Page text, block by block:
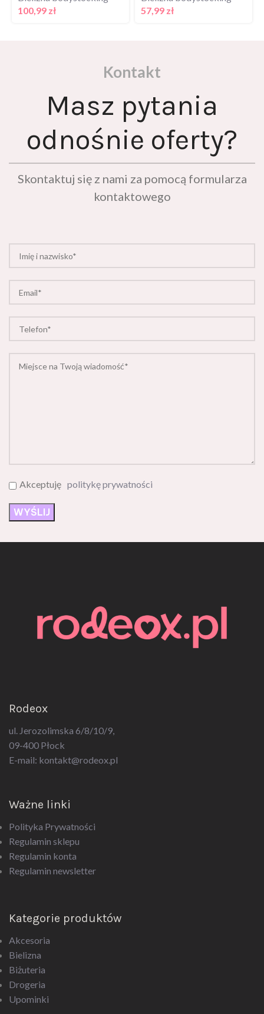
100,99
zł
57,99
zł
Kontakt
Masz pytania
odnośnie oferty?
Skontaktuj się z nami za pomocą formularza
kontaktowego
Akceptuję politykę prywatności
Rodeox
ul. Jerozolimska 6/8/10/9,
09-400 Płock
E-mail: kontakt@rodeox.pl
Ważne linki
Polityka Prywatności
Regulamin sklepu
Regulamin konta
Regulamin newsletter
Kategorie produktów
Akcesoria
Bielizna
Biżuteria
Drogeria
Upominki